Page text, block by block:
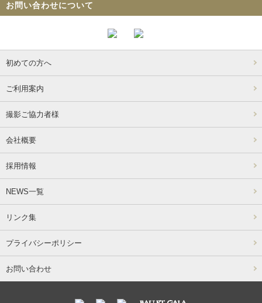
お問い合わせについて
初めての方へ
ご利用案内
撮影ご協力者様
会社概要
採用情報
NEWS一覧
リンク集
プライバシーポリシー
お問い合わせ